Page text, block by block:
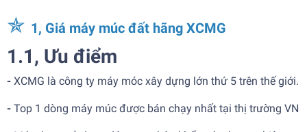
✯ 1, Giá máy múc đất hãng XCMG
1.1, Ưu điểm
- XCMG là công ty máy móc xây dựng lớn thứ 5 trên thế giới.
- Top 1 dòng máy múc được bán chạy nhất tại thị trường VN